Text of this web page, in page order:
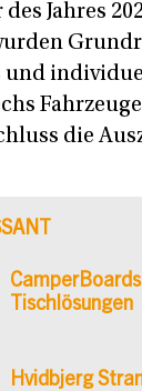
Jahres
und
die
Tischlösungen
Hvidbjerg